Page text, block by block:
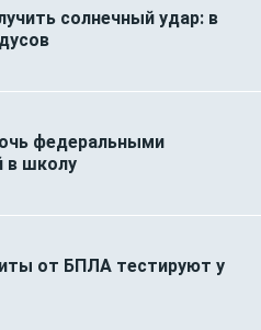
солнечный удар: в
федеральными
в школу
от БПЛА тестируют у